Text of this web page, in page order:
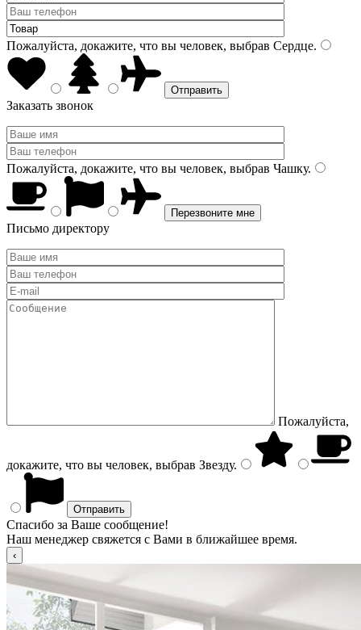
Пожалуйста, докажите, что вы человек, выбрав Сердце.
Заказать звонок
Пожалуйста, докажите, что вы человек, выбрав Чашку.
Письмо директору
Пожалуйста,
докажите, что вы человек, выбрав Звезду.
Спасибо за Ваше сообщение!
Наш менеджер свяжется с Вами в ближайшее время.